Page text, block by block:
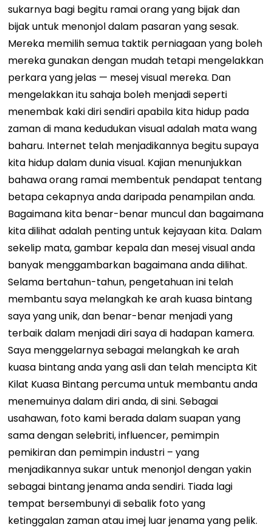
sukarnya bagi begitu ramai orang yang bijak dan
bijak untuk menonjol dalam pasaran yang sesak.
Mereka memilih semua taktik perniagaan yang boleh
mereka gunakan dengan mudah tetapi mengelakkan
perkara yang jelas — mesej visual mereka. Dan
mengelakkan itu sahaja boleh menjadi seperti
menembak kaki diri sendiri apabila kita hidup pada
zaman di mana kedudukan visual adalah mata wang
baharu. Internet telah menjadikannya begitu supaya
kita hidup dalam dunia visual. Kajian menunjukkan
bahawa orang ramai membentuk pendapat tentang
betapa cekapnya anda daripada penampilan anda.
Bagaimana kita benar-benar muncul dan bagaimana
kita dilihat adalah penting untuk kejayaan kita. Dalam
sekelip mata, gambar kepala dan mesej visual anda
banyak menggambarkan bagaimana anda dilihat.
Selama bertahun-tahun, pengetahuan ini telah
membantu saya melangkah ke arah kuasa bintang
saya yang unik, dan benar-benar menjadi yang
terbaik dalam menjadi diri saya di hadapan kamera.
Saya menggelarnya sebagai melangkah ke arah
kuasa bintang anda yang asli dan telah mencipta Kit
Kilat Kuasa Bintang percuma untuk membantu anda
menemuinya dalam diri anda, di sini. Sebagai
usahawan, foto kami berada dalam suapan yang
sama dengan selebriti, influencer, pemimpin
pemikiran dan pemimpin industri – yang
menjadikannya sukar untuk menonjol dengan yakin
sebagai bintang jenama anda sendiri. Tiada lagi
tempat bersembunyi di sebalik foto yang
ketinggalan zaman atau imej luar jenama yang pelik.